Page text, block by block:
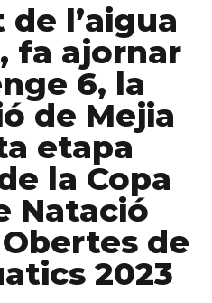
l’aigua
fa ajornar
6, la
de Mejia
etapa
la Copa
Natació
de
2023